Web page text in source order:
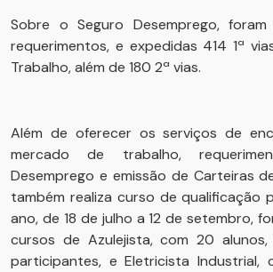
Sobre o Seguro Desemprego, foram
requerimentos, e expedidas 414 1ª
Trabalho, além de 180 2ª vias.
Além de oferecer os serviços de
mercado de trabalho,
Desemprego e emissão de Carteiras
também realiza curso de qualificação
ano, de 18 de julho a 12 de setembro,
cursos de Azulejista, com 20 alunos,
participantes, e Eletricista Industrial,